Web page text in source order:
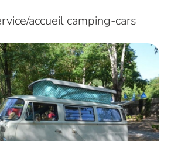
accueil camping-cars